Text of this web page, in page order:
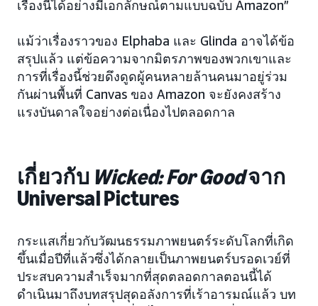
เรื่องนี้ได้อย่างมีเอกลักษณ์ตามแบบฉบับ Amazon”
แม้ว่าเรื่องราวของ Elphaba และ Glinda อาจได้ข้อ
สรุปแล้ว แต่ข้อความจากมิตรภาพของพวกเขาและ
การที่เรื่องนี้ช่วยดึงดูดผู้คนหลายล้านคนมาอยู่ร่วม
กันผ่านพื้นที่ Canvas ของ Amazon จะยังคงสร้าง
แรงบันดาลใจอย่างต่อเนื่องไปตลอดกาล
เกี่ยวกับ Wicked: For Goodจาก
Universal Pictures
กระแสเกี่ยวกับวัฒนธรรมภาพยนตร์ระดับโลกที่เกิด
ขึ้นเมื่อปีที่แล้วซึ่งได้กลายเป็นภาพยนตร์บรอดเวย์ที่
ประสบความสำเร็จมากที่สุดตลอดกาลตอนนี้ได้
ดำเนินมาถึงบทสรุปสุดอลังการที่เร้าอารมณ์แล้ว บท